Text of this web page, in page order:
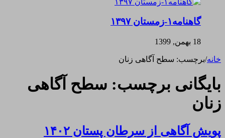
گاهنامه۱-زمستان ۱۳۹۷
18 بهمن, 1399
خانه/برچسب: سطح آگاهی زنان
بایگانی برچسب: سطح آگاهی
زنان
پویش آگاهی از سرطان پستان ۱۴۰۲